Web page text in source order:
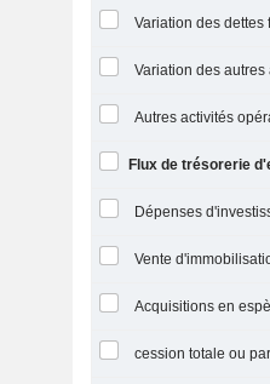
Variation des dettes
Autres activités
Flux de trésorerie
Vente
Acquisitions en